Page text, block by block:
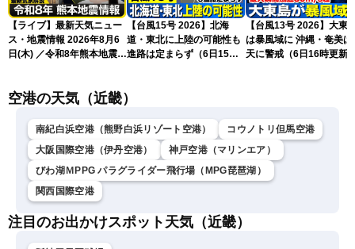
【ライブ】最新天気ニュー
ス・地震情報 2026年8月6
日(木) ／令和8年熊本地震情
LiVEムーン・駒木結衣／本
【台風15号 2026】北海
道・東北に上陸の可能性も
進路は定まらず（6日15時
【台風13号 2026】大東
は暴風域に 沖縄・奄美は荒
天に警戒（6日16時更新
空港の天気（近畿）
南紀白浜空港（熊野白浜リゾート空港）
コウノトリ但馬空港
大阪国際空港（伊丹空港）
神戸空港（マリンエア）
びわ湖ＭPPG パラグライダー飛行場（MPG琵琶湖）
関西国際空港
注目のお出かけスポット天気（近畿）